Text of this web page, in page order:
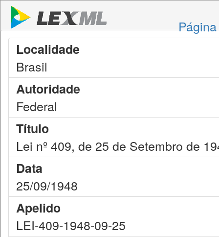
Localidade
Brasil
Autoridade
Federal
Título
Lei nº 409, de 25 de Setembro de
Data
25/09/1948
Apelido
LEI-409-1948-09-25